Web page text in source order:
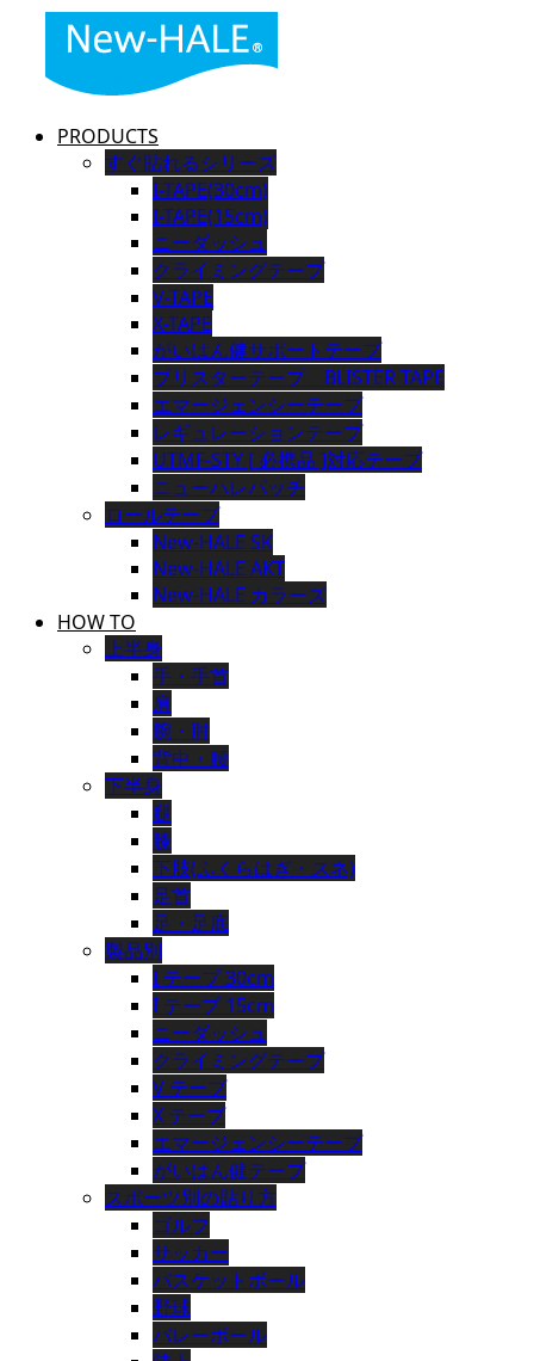
PRODUCTS
すぐ貼れるシリーズ
I-TAPE(30cm)
I-TAPE(15cm)
ニーダッシュ
クライミングテープ
V-TAPE
X-TAPE
がいはん健サポートテープ
ブリスターテープ BLISTER TAPE
エマージェンシーテープ
レギュレーションテープ
UTMF-STY [ 必携品 ]対応テープ
ニューハレパッチ
ロールテープ
New-HALE SK
New-HALE AKT
New-HALE カラーズ
HOW TO
上半身
手・手首
肩
腕・肘
背中・腰
下半身
腿
膝
下肢(ふくらはぎ・スネ)
足首
足・足底
製品別
I テープ 30cm
I テープ 15cm
ニーダッシュ
クライミングテープ
V テープ
X テープ
エマージェンシーテープ
がいはん健テープ
スポーツ別の貼り方
ゴルフ
サッカー
バスケットボール
野球
バレーボール